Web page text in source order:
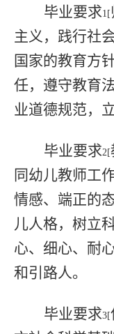
毕业要求1[
主义，践行社
国家的教育方
任，遵守教育
业道德规范，
毕业要求2[
同幼儿教师工
情感、端正的
儿人格，树立
心、细心、耐
和引路人。
毕业要求3[